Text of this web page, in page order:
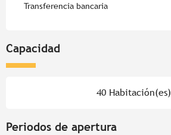
Transferencia bancaria
Capacidad
40 Habitación(es)
Periodos de apertura